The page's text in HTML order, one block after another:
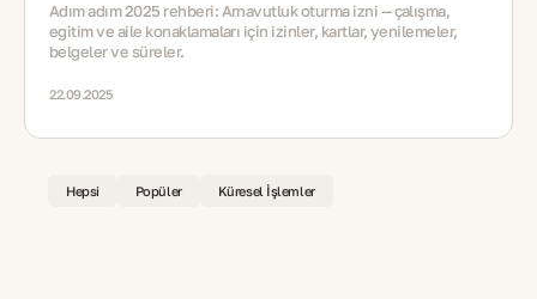
Adım adım 2025 rehberi: Arnavutluk oturma izni — çalışma,
eğitim ve aile konaklamaları için izinler, kartlar, yenilemeler,
belgeler ve süreler.
22.09.2025
Hepsi Popüler Küresel İşlemler